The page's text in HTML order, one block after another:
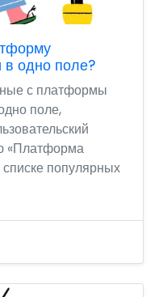
в одно поле?
с платформы
поле,
«Платформа
популярных